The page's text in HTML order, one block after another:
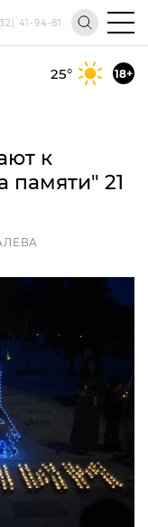
41-94-81
25° 18+
к
памяти" 21